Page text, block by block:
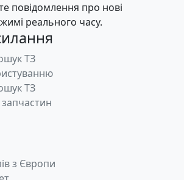
повідомлення про нові
реального часу.
ТЗ
ТЗ
з Європи